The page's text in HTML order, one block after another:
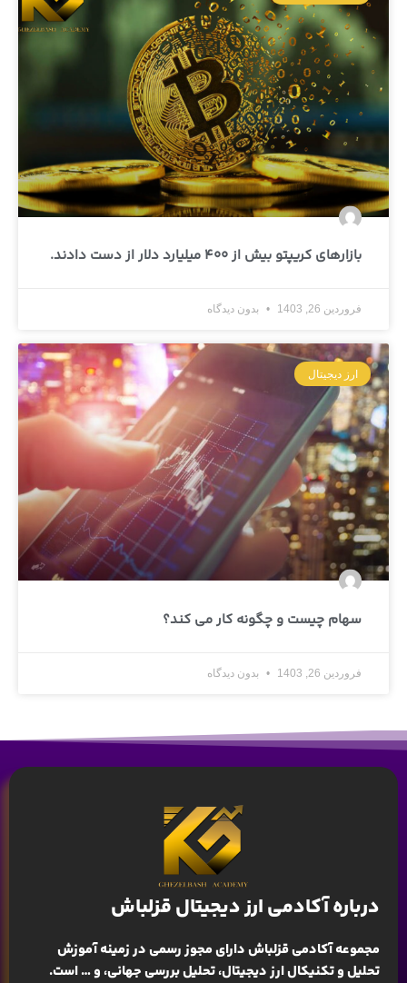
بازارهای کریپتو بیش از 400 میلیارد دلار از دست دادند.
فروردین 26, 1403 بدون دیدگاه
ارز دیجیتال
سهام چیست و چگونه کار می کند؟
فروردین 26, 1403 بدون دیدگاه
درباره آکادمی ارز دیجیتال قزلباش
مجموعه آکادمی قزلباش دارای مجوز رسمی در زمینهآموزش
تحلیل و تکنیکال ارز دیجیتال، تحلیل بررسی جهانی، و … است.